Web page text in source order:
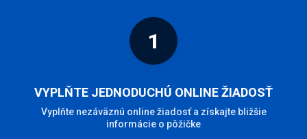
1
VYPLŇTE JEDNODUCHÚ ONLINE ŽIADOSŤ
Vyplňte nezáväznú online žiadosť a získajte bližšie
informácie o pôžičke